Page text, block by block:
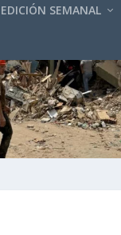
EDICIÓN SEMANAL